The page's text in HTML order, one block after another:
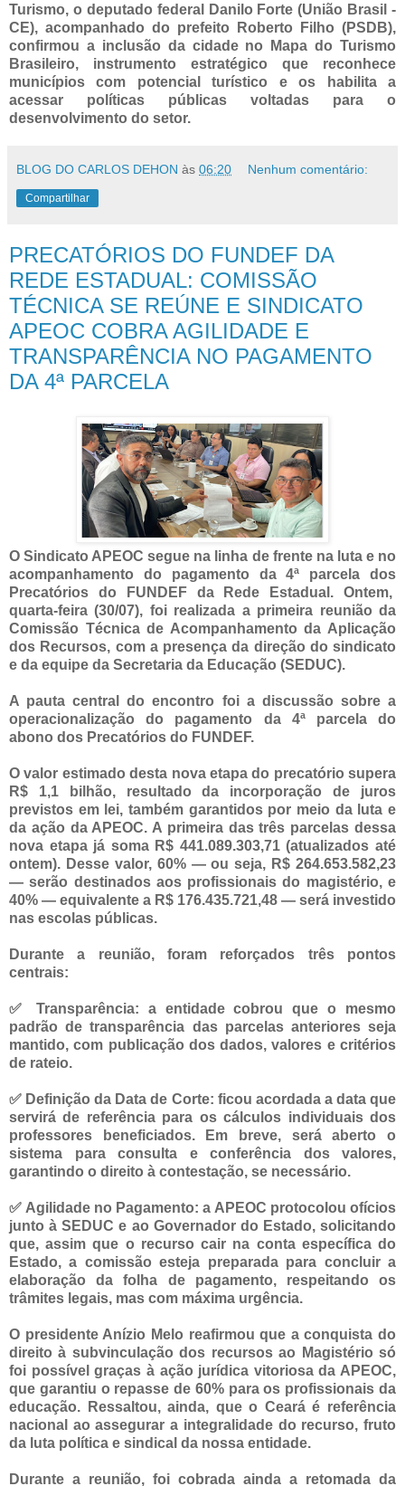
Turismo, o deputado federal Danilo Forte (União Brasil -
CE), acompanhado do prefeito Roberto Filho (PSDB),
confirmou a inclusão da cidade no Mapa do Turismo
Brasileiro, instrumento estratégico que reconhece
municípios com potencial turístico e os habilita a
acessar políticas públicas voltadas para o
desenvolvimento do setor.
BLOG DO CARLOS DEHON às 06:20 Nenhum comentário:
Compartilhar
PRECATÓRIOS DO FUNDEF DA
REDE ESTADUAL: COMISSÃO
TÉCNICA SE REÚNE E SINDICATO
APEOC COBRA AGILIDADE E
TRANSPARÊNCIA NO PAGAMENTO
DA 4ª PARCELA
O Sindicato APEOC segue na linha de frente na luta e no
acompanhamento do pagamento da 4ª parcela dos
Precatórios do FUNDEF da Rede Estadual. Ontem,
quarta-feira (30/07), foi realizada a primeira reunião da
Comissão Técnica de Acompanhamento da Aplicação
dos Recursos, com a presença da direção do sindicato
e da equipe da Secretaria da Educação (SEDUC).
A pauta central do encontro foi a discussão sobre a
operacionalização do pagamento da 4ª parcela do
abono dos Precatórios do FUNDEF.
O valor estimado desta nova etapa do precatório supera
R$ 1,1 bilhão, resultado da incorporação de juros
previstos em lei, também garantidos por meio da luta e
da ação da APEOC. A primeira das três parcelas dessa
nova etapa já soma R$ 441.089.303,71 (atualizados até
ontem). Desse valor, 60% — ou seja, R$ 264.653.582,23
— serão destinados aos profissionais do magistério, e
40% — equivalente a R$ 176.435.721,48 — será investido
nas escolas públicas.
Durante a reunião, foram reforçados três pontos
centrais:
✅ Transparência: a entidade cobrou que o mesmo
padrão de transparência das parcelas anteriores seja
mantido, com publicação dos dados, valores e critérios
de rateio.
✅ Definição da Data de Corte: ficou acordada a data que
servirá de referência para os cálculos individuais dos
professores beneficiados. Em breve, será aberto o
sistema para consulta e conferência dos valores,
garantindo o direito à contestação, se necessário.
✅ Agilidade no Pagamento: a APEOC protocolou ofícios
junto à SEDUC e ao Governador do Estado, solicitando
que, assim que o recurso cair na conta específica do
Estado, a comissão esteja preparada para concluir a
elaboração da folha de pagamento, respeitando os
trâmites legais, mas com máxima urgência.
O presidente Anízio Melo reafirmou que a conquista do
direito à subvinculação dos recursos ao Magistério só
foi possível graças à ação jurídica vitoriosa da APEOC,
que garantiu o repasse de 60% para os profissionais da
educação. Ressaltou, ainda, que o Ceará é referência
nacional ao assegurar a integralidade do recurso, fruto
da luta política e sindical da nossa entidade.
Durante a reunião, foi cobrada ainda a retomada da